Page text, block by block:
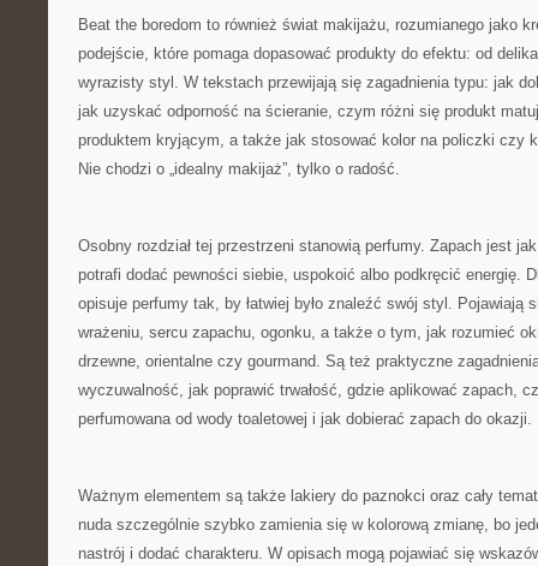
Beat the boredom to również świat makijażu, rozumianego jako
podejście, które pomaga dopasować produkty do efektu: od
wyrazisty styl. W tekstach przewijają się zagadnienia typu: jak
jak uzyskać odporność na ścieranie, czym różni się produkt
produktem kryjącym, a także jak stosować kolor na policzki czy
Nie chodzi o „idealny makijaż”, tylko o radość.
Osobny rozdział tej przestrzeni stanowią perfumy. Zapach jest
potrafi dodać pewności siebie, uspokoić albo podkręcić energię.
opisuje perfumy tak, by łatwiej było znaleźć swój styl. Pojawiają
wrażeniu, sercu zapachu, ogonku, a także o tym, jak rozumieć
drzewne, orientalne czy gourmand. Są też praktyczne
wyczuwalność, jak poprawić trwałość, gdzie aplikować zapach,
perfumowana od wody toaletowej i jak dobierać zapach do okazji.
Ważnym elementem są także lakiery do paznokci oraz cały
nuda szczególnie szybko zamienia się w kolorową zmianę, bo
nastrój i dodać charakteru. W opisach mogą pojawiać się